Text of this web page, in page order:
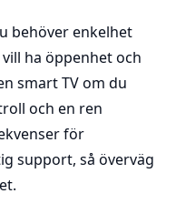
behöver enkelhet
ha öppenhet och
smart TV om du
och en ren
för
support, så överväg